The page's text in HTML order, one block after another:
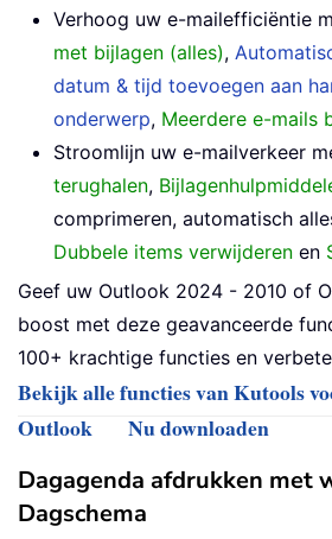
Verhoog uw e-mailefficiëntie
met bijlagen (alles),
datum & tijd toevoegen aan
onderwerp, Meerdere e-mails
Stroomlijn uw e-mailverkeer
terughalen,
comprimeren, automatisch
Dubbele items verwijderen en
Geef uw Outlook 2024 - 2010 of
boost met deze geavanceerde
100+ krachtige functies en
Bekijk alle functies van Kutools
Outlook
Nu downloaden
Dagagenda afdrukken met
Dagschema